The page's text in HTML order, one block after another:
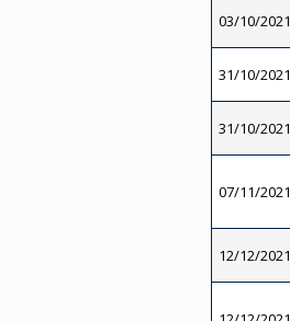
03/10/2021
31/10/2021
31/10/2021
07/11/2021
12/12/2021